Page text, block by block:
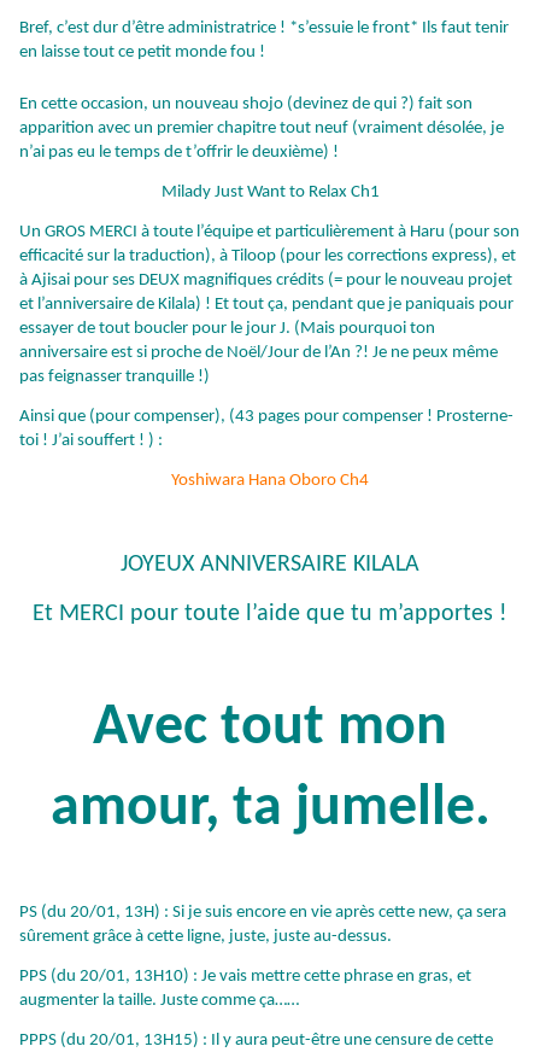
Bref, c’est dur d’être administratrice ! *s’essuie le front* Ils faut tenir
en laisse tout ce petit monde fou !
En cette occasion, un nouveau shojo (devinez de qui ?) fait son
apparition avec un premier chapitre tout neuf (vraiment désolée, je
n’ai pas eu le temps de t’offrir le deuxième) !
Milady Just Want to Relax Ch1
Un GROS MERCI à toute l’équipe et particulièrement à Haru (pour son
efficacité sur la traduction), à Tiloop (pour les corrections express), et
à Ajisai pour ses DEUX magnifiques crédits (= pour le nouveau projet
et l’anniversaire de Kilala) ! Et tout ça, pendant que je paniquais pour
essayer de tout boucler pour le jour J. (Mais pourquoi ton
anniversaire est si proche de Noël/Jour de l’An ?! Je ne peux même
pas feignasser tranquille !)
Ainsi que (pour compenser), (43 pages pour compenser ! Prosterne-
toi ! J’ai souffert ! ) :
Yoshiwara Hana Oboro Ch4
JOYEUX ANNIVERSAIRE KILALA
Et MERCI pour toute l’aide que tu m’apportes !
Avec tout mon
amour, ta jumelle.
PS (du 20/01, 13H) : Si je suis encore en vie après cette new, ça sera
sûrement grâce à cette ligne, juste, juste au-dessus.
PPS (du 20/01, 13H10) : Je vais mettre cette phrase en gras, et
augmenter la taille. Juste comme ça……
PPPS (du 20/01, 13H15) : Il y aura peut-être une censure de cette